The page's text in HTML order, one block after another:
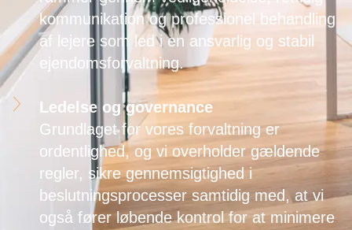
kommunikation og professionel behandling
af lejere som led i en ansvarlig og stabil
ejendomsforvaltning.
Ledelse og governance
Grundlaget for vores forvaltning er
ordentlighed, og vi overholder gældende
regler, sikre gennemsigtighed i
beslutningsprocesser samtidig med, at vi
også fører løbende kontrol for at minimere